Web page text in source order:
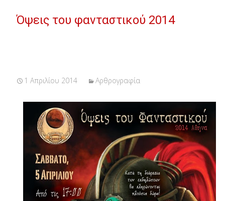
Όψεις του φανταστικού 2014
1 Απριλίου 2014 Αρθρογραφία